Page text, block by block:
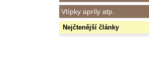
Vtípky apríly atp.
Nejčtenější články